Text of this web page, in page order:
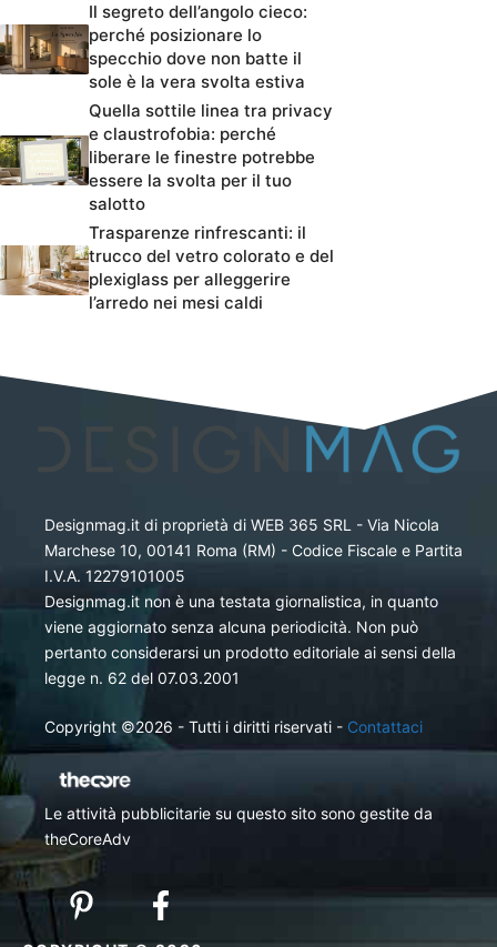
Il segreto dell’angolo cieco:
perché posizionare lo
specchio dove non batte il
sole è la vera svolta estiva
Quella sottile linea tra privacy
e claustrofobia: perché
liberare le finestre potrebbe
essere la svolta per il tuo
salotto
Trasparenze rinfrescanti: il
trucco del vetro colorato e del
plexiglass per alleggerire
l’arredo nei mesi caldi
Designmag.it di proprietà di WEB 365 SRL - Via Nicola
Marchese 10, 00141 Roma (RM) - Codice Fiscale e Partita
I.V.A. 12279101005
Designmag.it non è una testata giornalistica, in quanto
viene aggiornato senza alcuna periodicità. Non può
pertanto considerarsi un prodotto editoriale ai sensi della
legge n. 62 del 07.03.2001
Copyright ©2026 - Tutti i diritti riservati - Contattaci
Le attività pubblicitarie su questo sito sono gestite da
theCoreAdv